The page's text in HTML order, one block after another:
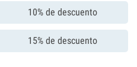
10% de descuento
15% de descuento